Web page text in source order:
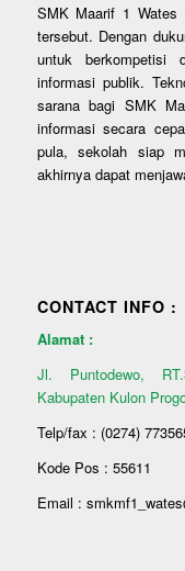
SMK Maarif 1 Wates
tersebut. Dengan
untuk berkompetisi
informasi publik.
sarana bagi SMK
informasi secara
pula, sekolah siap
akhirnya dapat
CONTACT INFO :
Alamat :
Jl. Puntodewo,
Kabupaten Kulon
Telp/fax : (0274)
Kode Pos : 55611
Email :